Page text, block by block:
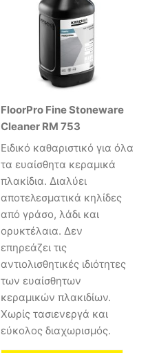
FloorPro Fine Stoneware
Cleaner RM 753
Ειδικό καθαριστικό για όλα
τα ευαίσθητα κεραμικά
πλακίδια. Διαλύει
αποτελεσματικά κηλίδες
από γράσο, λάδι και
ορυκτέλαια. Δεν
επηρεάζει τις
αντιολισθητικές ιδιότητες
των ευαίσθητων
κεραμικών πλακιδίων.
Χωρίς τασιενεργά και
εύκολος διαχωρισμός.